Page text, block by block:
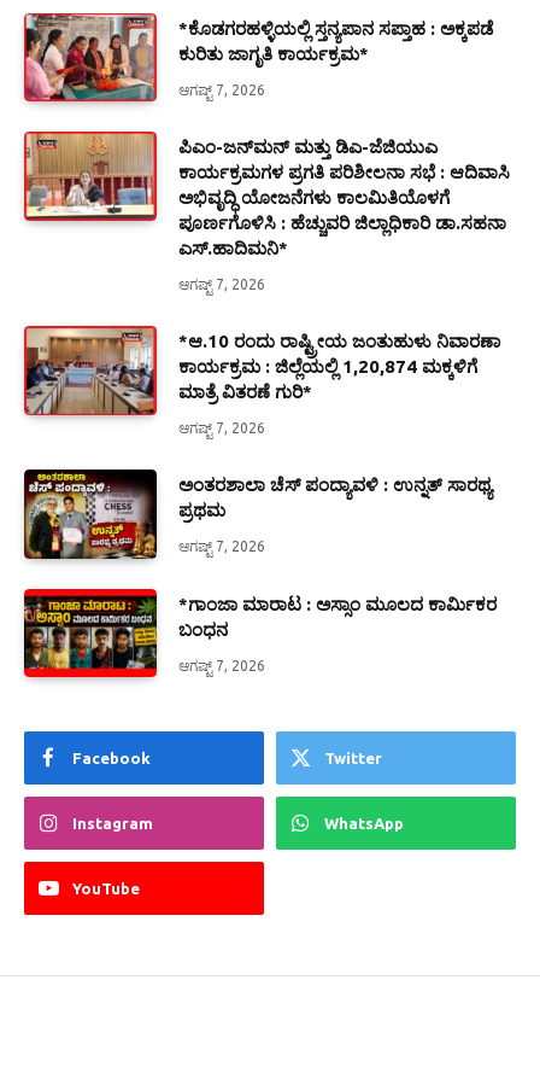
*ಕೊಡಗರಹಳ್ಳಿಯಲ್ಲಿ ಸ್ತನ್ಯಪಾನ ಸಪ್ತಾಹ : ಅಕ್ಕಪಡೆ
ಕುರಿತು ಜಾಗೃತಿ ಕಾರ್ಯಕ್ರಮ*
ಆಗಷ್ಟ್ 7, 2026
ಪಿಎಂ-ಜನ್‍ಮನ್ ಮತ್ತು ಡಿಎ-ಜೆಜಿಯುಎ
ಕಾರ್ಯಕ್ರಮಗಳ ಪ್ರಗತಿ ಪರಿಶೀಲನಾ ಸಭೆ : ಆದಿವಾಸಿ
ಅಭಿವೃದ್ಧಿ ಯೋಜನೆಗಳು ಕಾಲಮಿತಿಯೊಳಗೆ
ಪೂರ್ಣಗೊಳಿಸಿ : ಹೆಚ್ಚುವರಿ ಜಿಲ್ಲಾಧಿಕಾರಿ ಡಾ.ಸಹನಾ
ಎಸ್.ಹಾದಿಮನಿ*
ಆಗಷ್ಟ್ 7, 2026
*ಆ.10 ರಂದು ರಾಷ್ಟ್ರೀಯ ಜಂತುಹುಳು ನಿವಾರಣಾ
ಕಾರ್ಯಕ್ರಮ : ಜಿಲ್ಲೆಯಲ್ಲಿ 1,20,874 ಮಕ್ಕಳಿಗೆ
ಮಾತ್ರೆ ವಿತರಣೆ ಗುರಿ*
ಆಗಷ್ಟ್ 7, 2026
ಅಂತರಶಾಲಾ ಚೆಸ್ ಪಂದ್ಯಾವಳಿ : ಉನ್ನತ್ ಸಾರಥ್ಯ
ಪ್ರಥಮ
ಆಗಷ್ಟ್ 7, 2026
*ಗಾಂಜಾ ಮಾರಾಟ : ಅಸ್ಸಾಂ ಮೂಲದ ಕಾರ್ಮಿಕರ
ಬಂಧನ
ಆಗಷ್ಟ್ 7, 2026
Facebook Twitter
Instagram WhatsApp
YouTube